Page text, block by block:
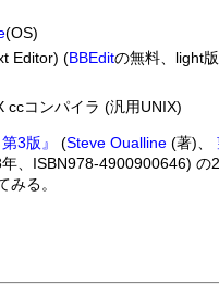
(OS)
Editor) (BBEditの無料、light
ccコンパイラ (汎用UNIX)
3版』 (Steve Oualline(著)、
、ISBN978-4900900646)
みる。